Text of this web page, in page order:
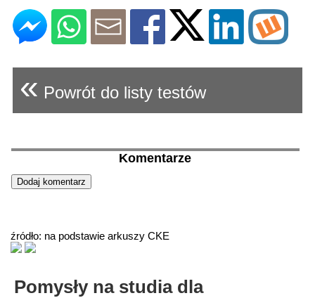
« Powrót do listy testów
Komentarze
źródło: na podstawie arkuszy CKE
Pomysły na studia dla